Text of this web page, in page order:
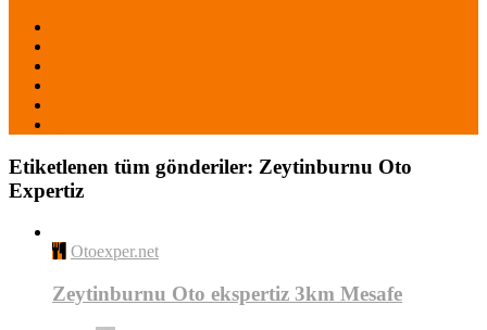
Etiketlenen tüm gönderiler: Zeytinburnu Oto
Expertiz
Otoexper.net
Zeytinburnu Oto ekspertiz 3km Mesafe